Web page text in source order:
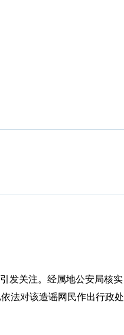
关注。经属地公安局核
对该造谣网民作出行政